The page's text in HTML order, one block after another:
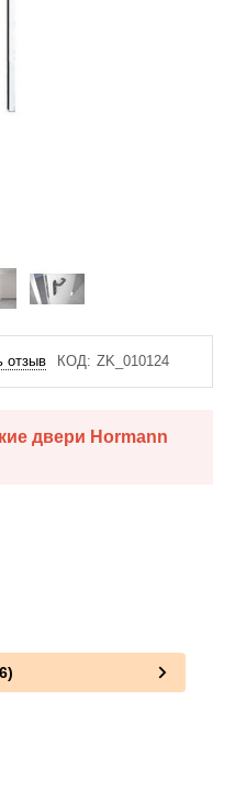
отзыв КОД: ZK_010124
двери Hormann